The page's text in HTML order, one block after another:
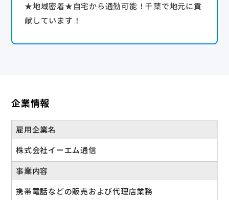
★地域密着★自宅から通勤可能！千葉で地元に貢
献しています！
企業情報
雇用企業名
株式会社イーエム通信
事業内容
携帯電話などの販売および代理店業務